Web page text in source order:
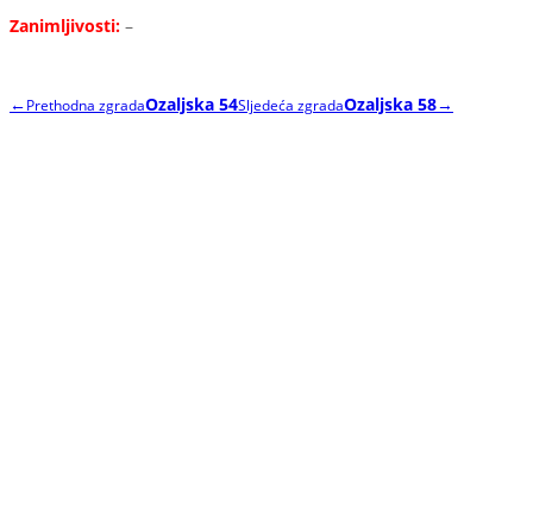
Zanimljivosti: –
←Prethodna zgradaOzaljska 54Sljedeća zgradaOzaljska 58→